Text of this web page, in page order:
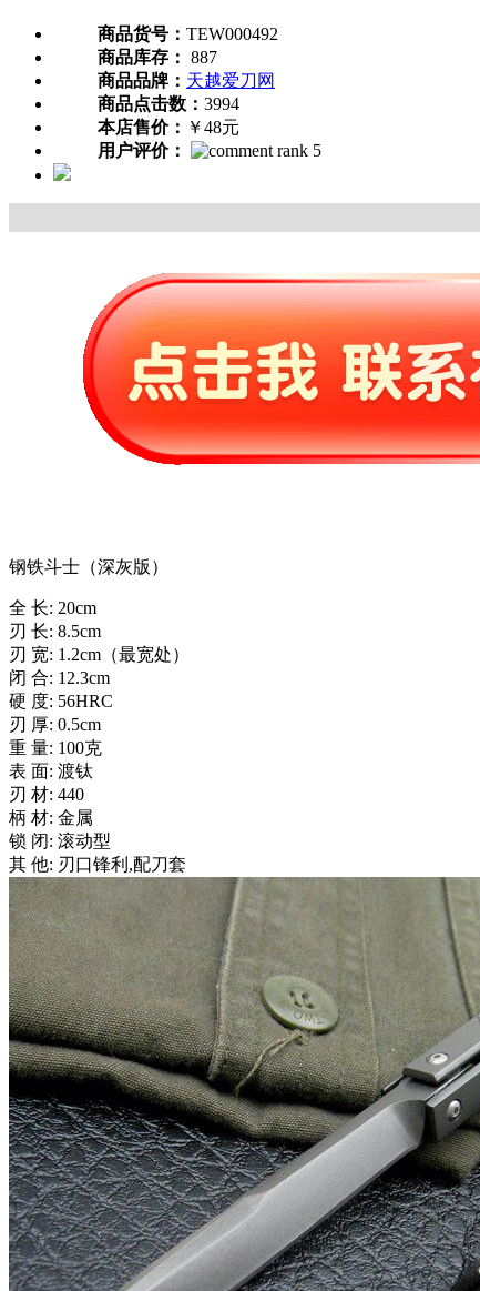
商品货号： TEW000492
商品库存： 887
商品品牌： 天越爱刀网
商品点击数： 3994
本店售价： ￥48元
用户评价：
钢铁斗士（深灰版）
全 长: 20cm
刃 长: 8.5cm
刃 宽: 1.2cm（最宽处）
闭 合: 12.3cm
硬 度: 56HRC
刃 厚: 0.5cm
重 量: 100克
表 面: 渡钛
刃 材: 440
柄 材: 金属
锁 闭: 滚动型
其 他: 刃口锋利,配刀套